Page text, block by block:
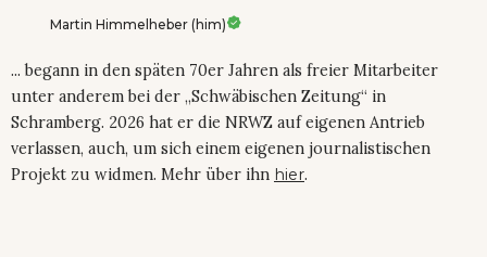
Martin Himmelheber (him)
... begann in den späten 70er Jahren als freier Mitarbeiter
unter anderem bei der „Schwäbischen Zeitung“ in
Schramberg. 2026 hat er die NRWZ auf eigenen Antrieb
verlassen, auch, um sich einem eigenen journalistischen
Projekt zu widmen. Mehr über ihn hier.